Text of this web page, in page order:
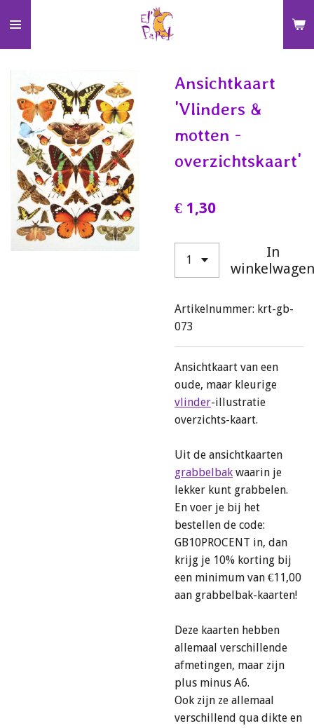
direct
naar
de
hoofdinhoud
Ansichtkaart
'Vlinders &
motten -
overzichtskaart'
€ 1,30
In
winkelwagen
Artikelnummer: krt-gb-
073
Ansichtkaart van een
oude, maar kleurige
vlinder-illustratie
overzichts-kaart.
Uit de ansichtkaarten
grabbelbak waarin je
lekker kunt grabbelen.
En voer je bij het
bestellen de code:
GB10PROCENT in, dan
krijg je 10% korting bij
een minimum van €11,00
aan grabbelbak-kaarten!
Deze kaarten hebben
allemaal verschillende
afmetingen, maar zijn
plus minus A6.
Ook zijn ze allemaal
verschillend qua dikte en